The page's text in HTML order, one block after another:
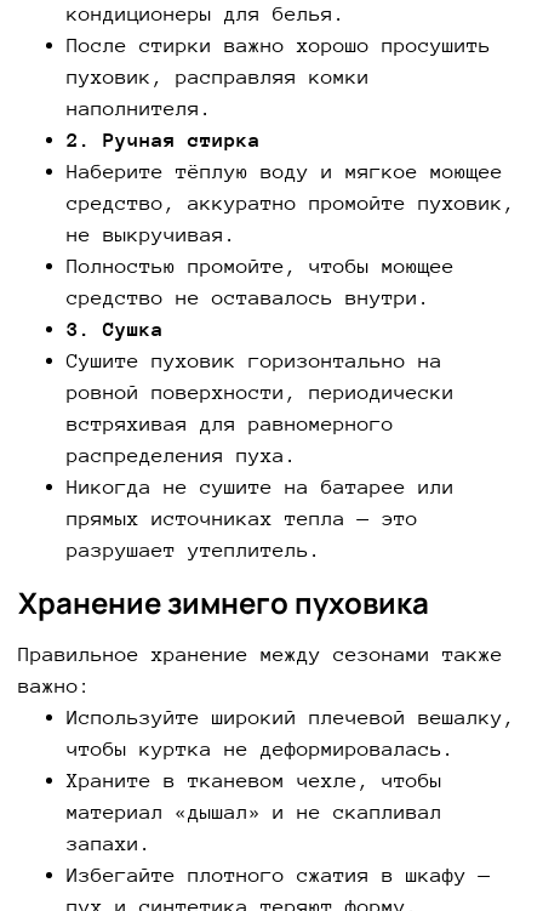
кондиционеры для белья.
После стирки важно хорошо просушить
пуховик, расправляя комки
наполнителя.
2. Ручная стирка
Наберите тёплую воду и мягкое моющее
средство, аккуратно промойте пуховик,
не выкручивая.
Полностью промойте, чтобы моющее
средство не оставалось внутри.
3. Сушка
Сушите пуховик горизонтально на
ровной поверхности, периодически
встряхивая для равномерного
распределения пуха.
Никогда не сушите на батарее или
прямых источниках тепла — это
разрушает утеплитель.
Хранение зимнего пуховика
Правильное хранение между сезонами также
важно:
Используйте широкий плечевой вешалку,
чтобы куртка не деформировалась.
Храните в тканевом чехле, чтобы
материал «дышал» и не скапливал
запахи.
Избегайте плотного сжатия в шкафу —
пух и синтетика теряют форму.